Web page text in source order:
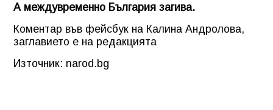
А междувременно България загива.
Коментар във фейсбук на Калина Андролова,
заглавието е на редакцията
Източник: narod.bg